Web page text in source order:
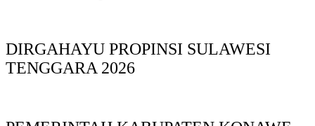
DIRGAHAYU PROPINSI SULAWESI
TENGGARA 2026